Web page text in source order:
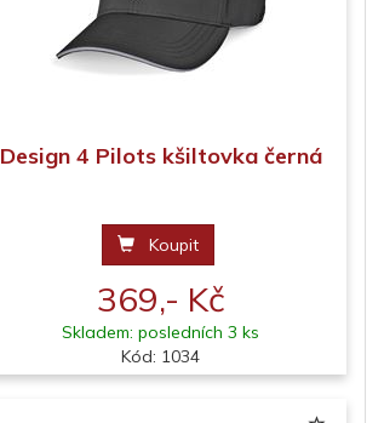
Design 4 Pilots kšiltovka černá
Koupit
369,- Kč
Skladem: posledních 3 ks
Kód: 1034